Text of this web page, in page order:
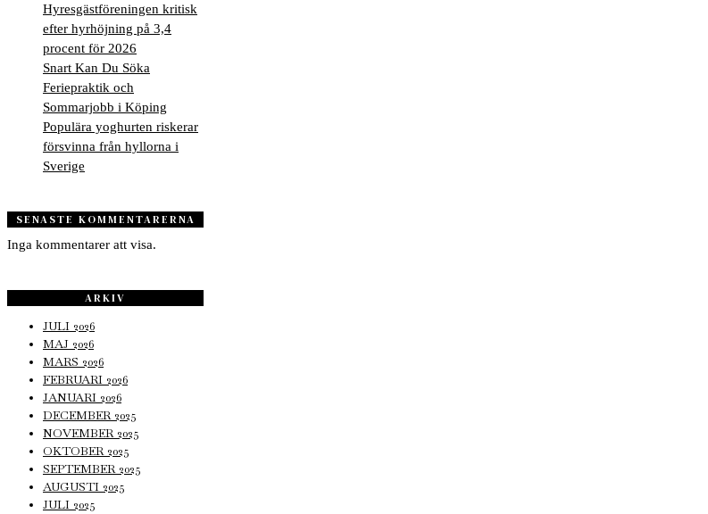
Hyresgästföreningen kritisk
efter hyrhöjning på 3,4
procent för 2026
Snart Kan Du Söka
Feriepraktik och
Sommarjobb i Köping
Populära yoghurten riskerar
försvinna från hyllorna i
Sverige
SENASTE KOMMENTARERNA
Inga kommentarer att visa.
ARKIV
JULI 2026
MAJ 2026
MARS 2026
FEBRUARI 2026
JANUARI 2026
DECEMBER 2025
NOVEMBER 2025
OKTOBER 2025
SEPTEMBER 2025
AUGUSTI 2025
JULI 2025